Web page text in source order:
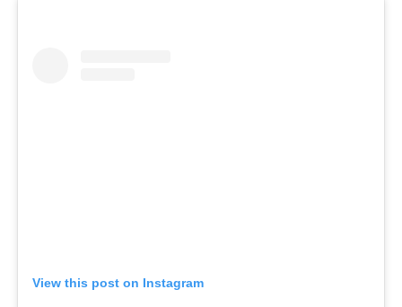
View this post on Instagram